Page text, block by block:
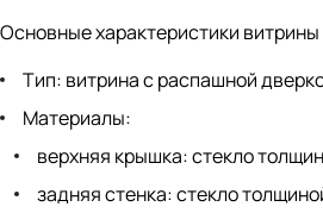
Основные характеристики
Тип: витрина с распашной
Материалы:
верхняя крышка: стекло
задняя стенка: стекло